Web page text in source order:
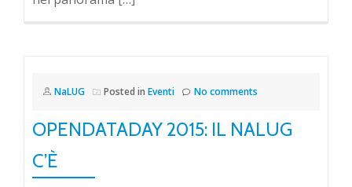
NaLUG Posted in Eventi No comments
OPENDATADAY 2015: IL NALUG
C’È